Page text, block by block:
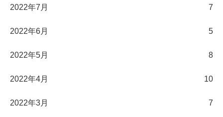
2022年7月 7
2022年6月 5
2022年5月 8
2022年4月 10
2022年3月 7